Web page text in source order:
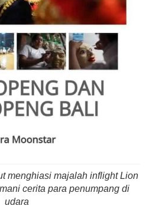
menghiasi majalah inflight Lion
cerita para penumpang di
udara